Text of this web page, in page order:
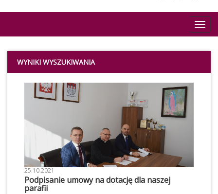
WYNIKI WYSZUKIWANIA
25.10.2021
Podpisanie umowy na dotację dla naszej
parafii